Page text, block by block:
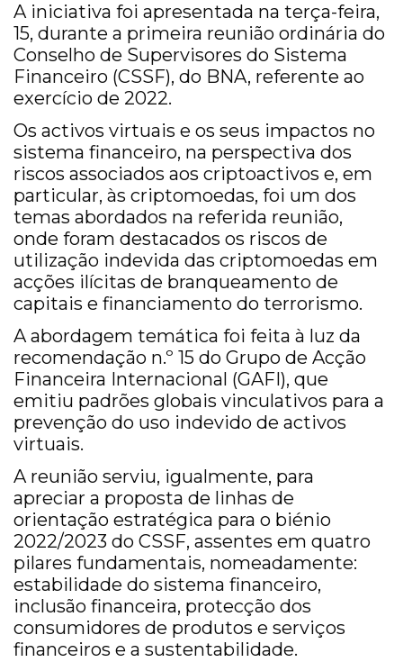
A iniciativa foi apresentada na terça-feira,
15, durante a primeira reunião ordinária do
Conselho de Supervisores do Sistema
Financeiro (CSSF), do BNA, referente ao
exercício de 2022.
Os activos virtuais e os seus impactos no
sistema financeiro, na perspectiva dos
riscos associados aos criptoactivos e, em
particular, às criptomoedas, foi um dos
temas abordados na referida reunião,
onde foram destacados os riscos de
utilização indevida das criptomoedas em
acções ilícitas de branqueamento de
capitais e financiamento do terrorismo.
A abordagem temática foi feita à luz da
recomendação n.º 15 do Grupo de Acção
Financeira Internacional (GAFI), que
emitiu padrões globais vinculativos para a
prevenção do uso indevido de activos
virtuais.
A reunião serviu, igualmente, para
apreciar a proposta de linhas de
orientação estratégica para o biénio
2022/2023 do CSSF, assentes em quatro
pilares fundamentais, nomeadamente:
estabilidade do sistema financeiro,
inclusão financeira, protecção dos
consumidores de produtos e serviços
financeiros e a sustentabilidade.